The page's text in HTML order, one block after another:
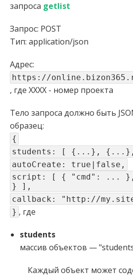
запроса getlist
Запрос: POST
Тип: application/json
Адрес:
https://
, где XXXX - номер проекта
Тело запроса должно быть
образец:
{
students: [ {...},
autoCreate: true|false,
script: [ { "cmd": ...
} ],
callback: "http://
} , где
students
массив объектов —
Каждый объект может